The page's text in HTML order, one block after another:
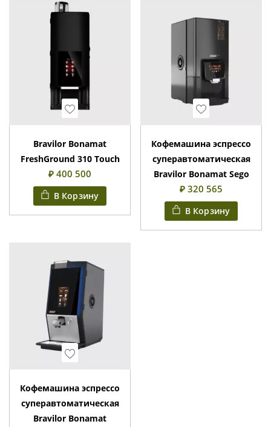
Bravilor Bonamat
FreshGround 310 Touch
₽ 400 500
В Корзину
Кофемашина эспрессо
суперавтоматическая
Bravilor Bonamat Sego
₽ 320 565
В Корзину
Кофемашина эспрессо
суперавтоматическая
Bravilor Bonamat